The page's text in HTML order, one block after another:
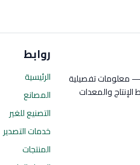
— معلومات تفصيلية
والمعدات
روابط
الرئيسية
المصانع
التصنيع للغير
خدمات التصدير
المنتجات